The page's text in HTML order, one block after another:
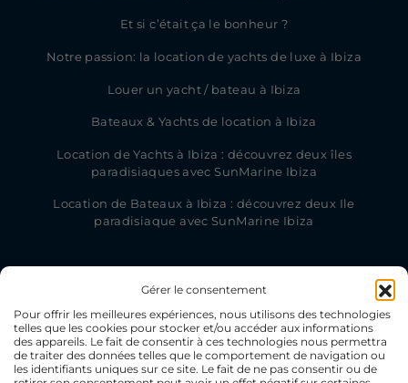
Gérer le consentement
Pour offrir les meilleures expériences, nous utilisons des technologies
telles que les cookies pour stocker et/ou accéder aux informations
des appareils. Le fait de consentir à ces technologies nous permettra
de traiter des données telles que le comportement de navigation ou
les identifiants uniques sur ce site. Le fait de ne pas consentir ou de
Et si c’était ça le bonheur ?
Notre passion: la location de yachts de luxe à Ibiza
Louer un yacht / bateau à Ibiza
Bateaux & Yachts de location à Ibiza
Location de Yachts à Ibiza : découvrez deux îles
paradisiaques avec SunMarine Ibiza
Location de Bateaux à Ibiza : découvrez deux Ile
paradisiaque avec SunMarine Ibiza